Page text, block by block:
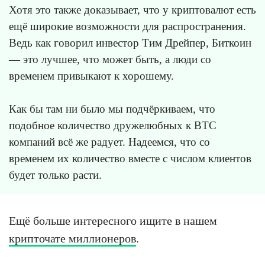
Хотя это также доказывает, что у криптовалют есть
ещё широкие возможности для распространения.
Ведь как говорил инвестор Тим Дрейпер, Биткоин
— это лучшее, что может быть, а люди со
временем привыкают к хорошему.
Как бы там ни было мы подчёркиваем, что
подобное количество дружелюбных к BTC
компаний всё же радует. Надеемся, что со
временем их количество вместе с числом клиентов
будет только расти.
Ещё больше интересного ищите в нашем
крипточате миллионеров.